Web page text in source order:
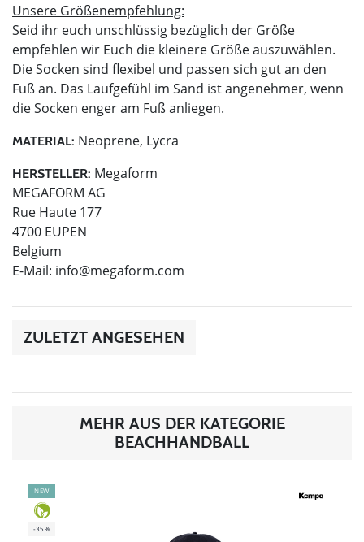
Unsere Größenempfehlung:
Seid ihr euch unschlüssig bezüglich der Größe
empfehlen wir Euch die kleinere Größe auszuwählen.
Die Socken sind flexibel und passen sich gut an den
Fuß an. Das Laufgefühl im Sand ist angenehmer, wenn
die Socken enger am Fuß anliegen.
MATERIAL: Neoprene, Lycra
HERSTELLER: Megaform
MEGAFORM AG
Rue Haute 177
4700 EUPEN
Belgium
E-Mail: info@megaform.com
ZULETZT ANGESEHEN
MEHR AUS DER KATEGORIE
BEACHHANDBALL
NEW
-35%